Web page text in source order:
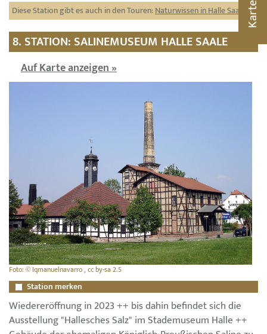
Diese Station gibt es auch in den Touren:Naturwissen in Halle Saale
8. STATION: SALINEMUSEUM HALLE SAALE
Auf Karte anzeigen »
Foto: © Iqmanuelnavarro , cc by-sa 2.5
Station merken
Wiedereröffnung in 2023 ++ bis dahin befindet sich die
Ausstellung "Hallesches Salz" im Stademuseum Halle ++
Karte